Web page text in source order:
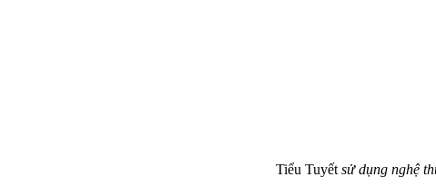
Tiểu Tuyết sử dụng nghệ